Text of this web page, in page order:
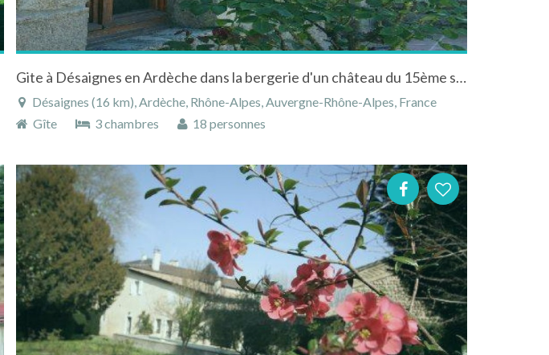
Gite à Désaignes en Ardèche dans la bergerie d'un château du 15ème siècle
Désaignes (16 km), Ardèche, Rhône-Alpes, Auvergne-Rhône-Alpes, France
Gîte
3 chambres 18 personnes